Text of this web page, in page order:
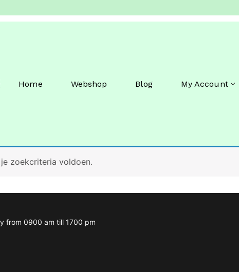
Home Webshop Blog My Account
zoekcriteria voldoen.
from 0900 am till 1700 pm